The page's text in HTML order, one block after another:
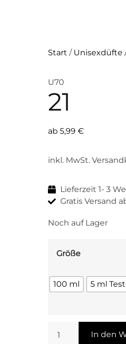
Start / Unisexdüfte
U70
21
ab 5,99 €
inkl. MwSt.
Lieferzeit 1- 3
Gratis Versand
Noch auf Lager
Größe
100 ml 5 ml
In den